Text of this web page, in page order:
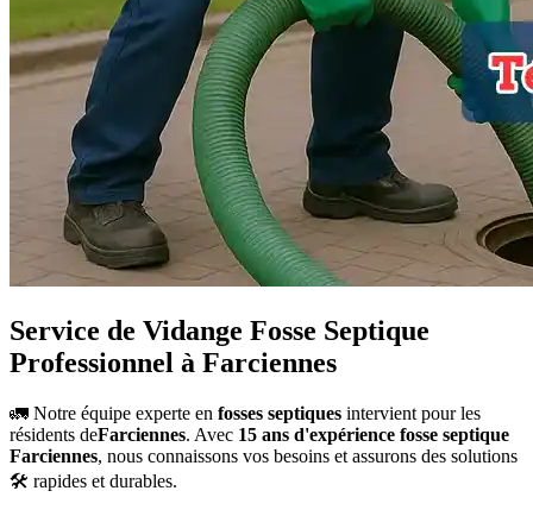
Service de Vidange Fosse Septique
Professionnel à Farciennes
🚛 Notre équipe experte en fosses septiques intervient pour les
résidents deFarciennes. Avec 15 ans d'expérience fosse septique
Farciennes, nous connaissons vos besoins et assurons des solutions
🛠️ rapides et durables.